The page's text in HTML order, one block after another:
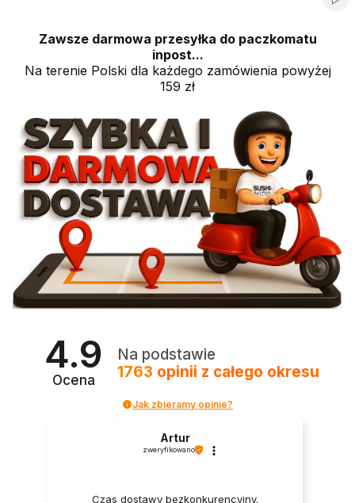
Zawsze darmowa przesyłka do paczkomatu
inpost...
Na terenie Polski dla każdego zamówienia powyżej
159 zł
4.9
Ocena
Na podstawie
1763 opinii z całego okresu
Jak zbieramy opinie?
Artur
zweryfikowano
Czas dostawy bezkonkurencyjny.